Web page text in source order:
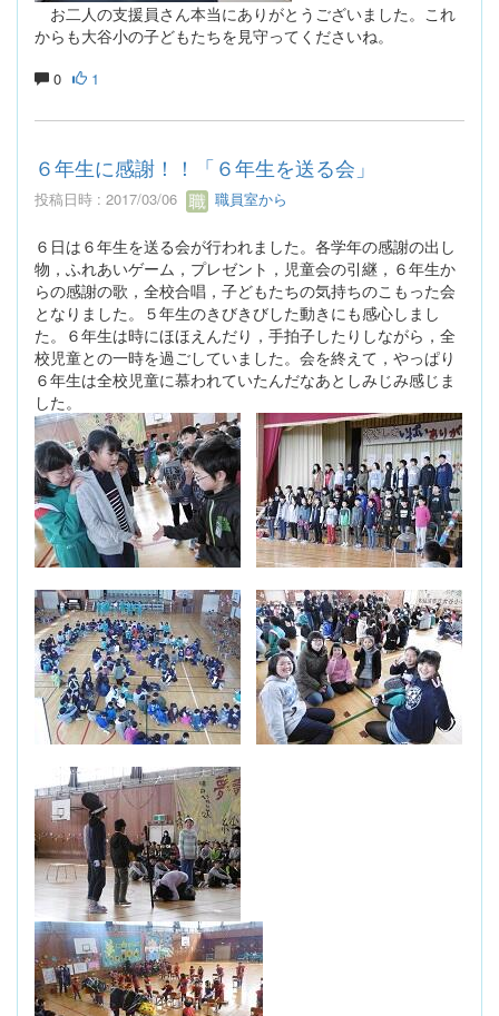
お二人の支援員さん本当にありがとうございました。これ
からも大谷小の子どもたちを見守ってくださいね。
0 1
６年生に感謝！！「６年生を送る会」
投稿日時 : 2017/03/06 職員室から
６日は６年生を送る会が行われました。各学年の感謝の出し
物，ふれあいゲーム，プレゼント，児童会の引継，６年生か
らの感謝の歌，全校合唱，子どもたちの気持ちのこもった会
となりました。５年生のきびきびした動きにも感心しまし
た。６年生は時にほほえんだり，手拍子したりしながら，全
校児童との一時を過ごしていました。会を終えて，やっぱり
６年生は全校児童に慕われていたんだなあとしみじみ感じま
した。